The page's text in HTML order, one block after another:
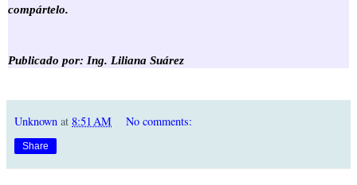
compártelo.
Publicado por: Ing. Liliana Suárez
Unknown at 8:51 AM No comments:
Share